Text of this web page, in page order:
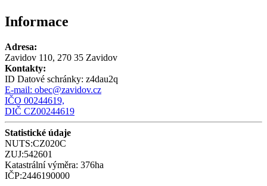
Informace
Adresa:
Zavidov 110, 270 35 Zavidov
Kontakty:
ID Datové schránky: z4dau2q
E-mail: obec@zavidov.cz
IČO 00244619,
DIČ CZ00244619
Statistické údaje
NUTS:CZ020C
ZUJ:542601
Katastrální výměra: 376ha
IČP:2446190000